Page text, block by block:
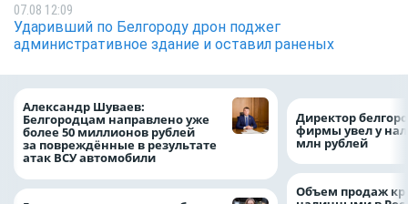
07.08 12:09
Ударивший по Белгороду дрон поджег
административное здание и оставил раненых
Александр Шуваев:
Белгородцам направлено уже
более 50 миллионов рублей
за повреждённые в результате
атак ВСУ автомобили
Директор
фирмы увел у
млн рублей
Объем продаж